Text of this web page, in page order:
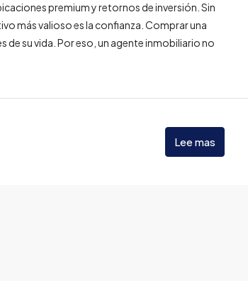
premium y retornos de inversión. Sin
más valioso es la confianza. Comprar una
su vida. Por eso, un agente inmobiliario no
Lee mas